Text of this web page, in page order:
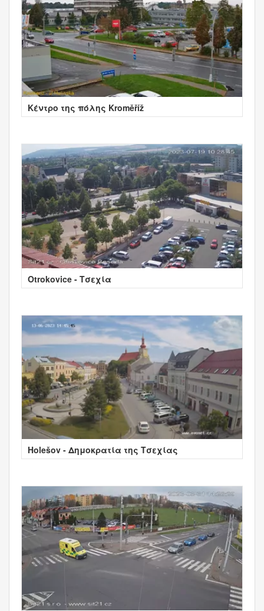
Κέντρο της πόλης Kroměříž
Otrokovice - Τσεχία
Holešov - Δημοκρατία της Τσεχίας